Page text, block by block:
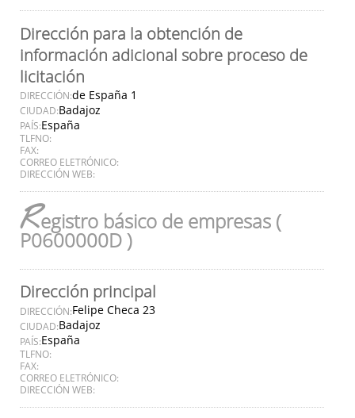
Dirección para la obtención de
información adicional sobre proceso de
licitación
DIRECCIÓN:de España 1
CIUDAD:Badajoz
PAÍS:España
TLFNO:
FAX:
CORREO ELETRÓNICO:
DIRECCIÓN WEB:
Registro básico de empresas (
P0600000D )
Dirección principal
DIRECCIÓN:Felipe Checa 23
CIUDAD:Badajoz
PAÍS:España
TLFNO:
FAX:
CORREO ELETRÓNICO:
DIRECCIÓN WEB: